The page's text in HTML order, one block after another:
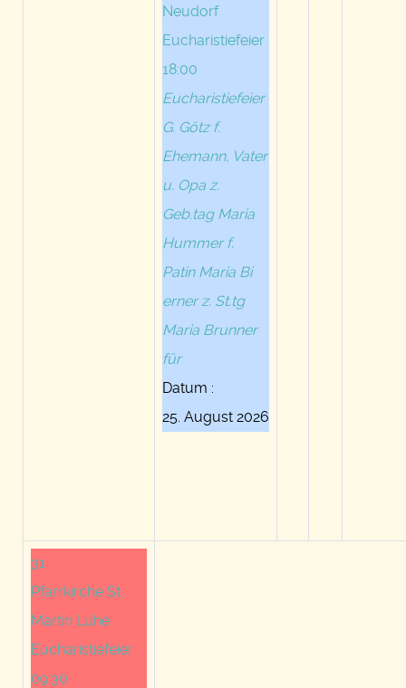
Neudorf
Eucharistiefeier
18:00
Eucharistiefeier
G. Götz f.
Ehemann, Vater
u. Opa z.
Geb.tag Maria
Hummer f.
Patin Maria Bi
erner z. St.tg
Maria Brunner
für
Datum :
25. August 2026
31
Pfarrkirche St.
Martin Luhe
Eucharistiefeier
09:30